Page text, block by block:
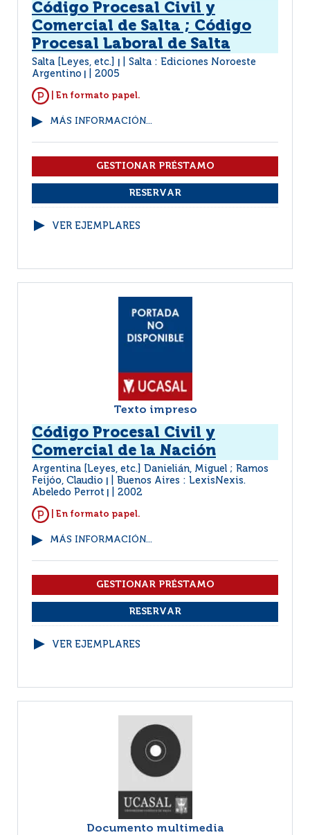
Código Procesal Civil y
Comercial de Salta ; Código
Procesal Laboral de Salta
Salta [Leyes, etc.]
Salta : Ediciones Noroeste
Argentino
2005
| En formato papel.
MÁS INFORMACIÓN...
VER EJEMPLARES
Texto impreso
Código Procesal Civil y
Comercial de la Nación
Argentina [Leyes, etc.] Danielián, Miguel ; Ramos
Feijóo, Claudio
Buenos Aires : LexisNexis.
Abeledo Perrot
2002
| En formato papel.
MÁS INFORMACIÓN...
VER EJEMPLARES
Documento multimedia